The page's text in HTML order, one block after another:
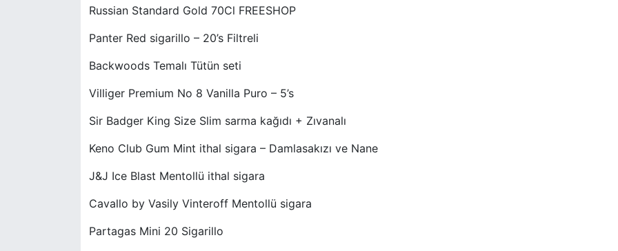
Russian Standard Gold 70Cl FREESHOP
Panter Red sigarillo – 20’s Filtreli
Backwoods Temalı Tütün seti
Villiger Premium No 8 Vanilla Puro – 5’s
Sir Badger King Size Slim sarma kağıdı + Zıvanalı
Keno Club Gum Mint ithal sigara – Damlasakızı ve Nane
J&J Ice Blast Mentollü ithal sigara
Cavallo by Vasily Vinteroff Mentollü sigara
Partagas Mini 20 Sigarillo